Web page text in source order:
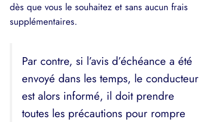
dès que vous le souhaitez et sans aucun frais
supplémentaires.
Par contre, si l’avis d’échéance a été
envoyé dans les temps, le conducteur
est alors informé, il doit prendre
toutes les précautions pour rompre